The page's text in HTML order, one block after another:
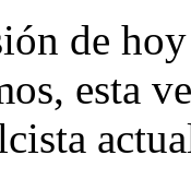
de
esta